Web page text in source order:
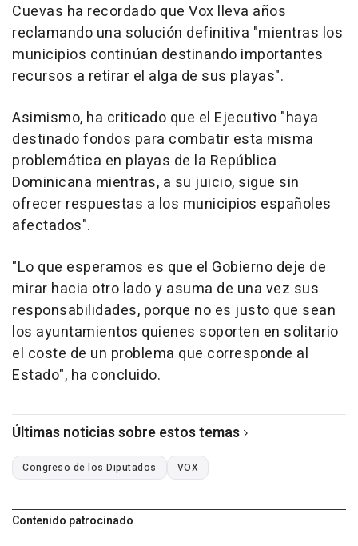
Cuevas ha recordado que Vox lleva años
reclamando una solución definitiva "mientras los
municipios continúan destinando importantes
recursos a retirar el alga de sus playas".
Asimismo, ha criticado que el Ejecutivo "haya
destinado fondos para combatir esta misma
problemática en playas de la República
Dominicana mientras, a su juicio, sigue sin
ofrecer respuestas a los municipios españoles
afectados".
"Lo que esperamos es que el Gobierno deje de
mirar hacia otro lado y asuma de una vez sus
responsabilidades, porque no es justo que sean
los ayuntamientos quienes soporten en solitario
el coste de un problema que corresponde al
Estado", ha concluido.
Últimas noticias sobre estos temas
Congreso de los Diputados VOX
Contenido patrocinado